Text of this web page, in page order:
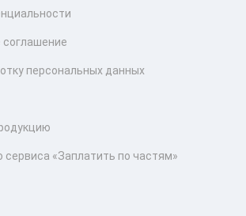
соглашение
персональных данных
«Заплатить по частям»